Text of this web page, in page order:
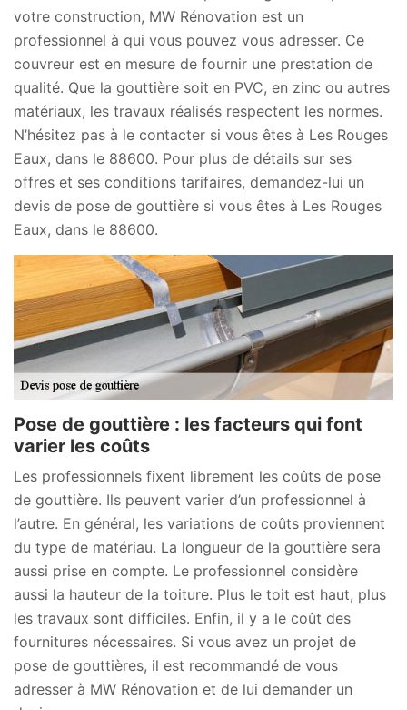
votre construction, MW Rénovation est un
professionnel à qui vous pouvez vous adresser. Ce
couvreur est en mesure de fournir une prestation de
qualité. Que la gouttière soit en PVC, en zinc ou autres
matériaux, les travaux réalisés respectent les normes.
N’hésitez pas à le contacter si vous êtes à Les Rouges
Eaux, dans le 88600. Pour plus de détails sur ses
offres et ses conditions tarifaires, demandez-lui un
devis de pose de gouttière si vous êtes à Les Rouges
Eaux, dans le 88600.
Pose de gouttière : les facteurs qui font
varier les coûts
Les professionnels fixent librement les coûts de pose
de gouttière. Ils peuvent varier d’un professionnel à
l’autre. En général, les variations de coûts proviennent
du type de matériau. La longueur de la gouttière sera
aussi prise en compte. Le professionnel considère
aussi la hauteur de la toiture. Plus le toit est haut, plus
les travaux sont difficiles. Enfin, il y a le coût des
fournitures nécessaires. Si vous avez un projet de
pose de gouttières, il est recommandé de vous
adresser à MW Rénovation et de lui demander un